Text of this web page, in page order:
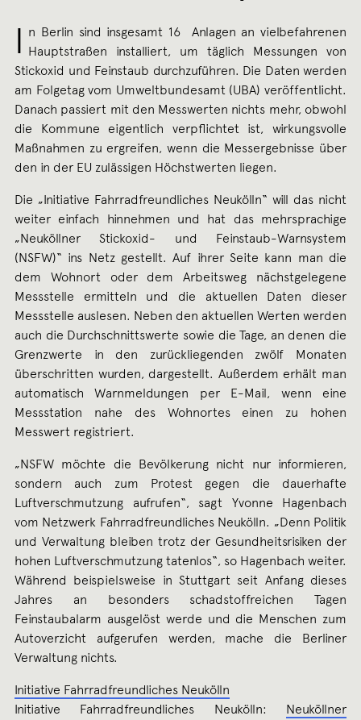
I n Berlin sind insgesamt 16 Anlagen an vielbefahrenen
Hauptstraßen installiert, um täglich Messungen von
Stickoxid und Feinstaub durchzuführen. Die Daten werden
am Folgetag vom Umweltbundesamt (UBA) veröffentlicht.
Danach passiert mit den Messwerten nichts mehr, obwohl
die Kommune eigentlich verpflichtet ist, wirkungsvolle
Maßnahmen zu ergreifen, wenn die Messergebnisse über
den in der EU zulässigen Höchstwerten liegen.
Die „Initiative Fahrradfreundliches Neukölln“ will das nicht
weiter einfach hinnehmen und hat das mehrsprachige
„Neuköllner Stickoxid- und Feinstaub-Warnsystem
(NSFW)“ ins Netz gestellt. Auf ihrer Seite kann man die
dem Wohnort oder dem Arbeitsweg nächstgelegene
Messstelle ermitteln und die aktuellen Daten dieser
Messstelle auslesen. Neben den aktuellen Werten werden
auch die Durchschnittswerte sowie die Tage, an denen die
Grenzwerte in den zurückliegenden zwölf Monaten
überschritten wurden, dargestellt. Außerdem erhält man
automatisch Warnmeldungen per E-Mail, wenn eine
Messstation nahe des Wohnortes einen zu hohen
Messwert registriert.
„NSFW möchte die Bevölkerung nicht nur informieren,
sondern auch zum Protest gegen die dauerhafte
Luftverschmutzung aufrufen“, sagt Yvonne Hagenbach
vom Netzwerk Fahrradfreundliches Neukölln. „Denn Politik
und Verwaltung bleiben trotz der Gesundheitsrisiken der
hohen Luftverschmutzung tatenlos“, so Hagenbach weiter.
Während beispielsweise in Stuttgart seit Anfang dieses
Jahres an besonders schadstoffreichen Tagen
Feinstaubalarm ausgelöst werde und die Menschen zum
Autoverzicht aufgerufen werden, mache die Berliner
Verwaltung nichts.
Initiative Fahrradfreundliches Neukölln
Initiative Fahrradfreundliches Neukölln: Neuköllner